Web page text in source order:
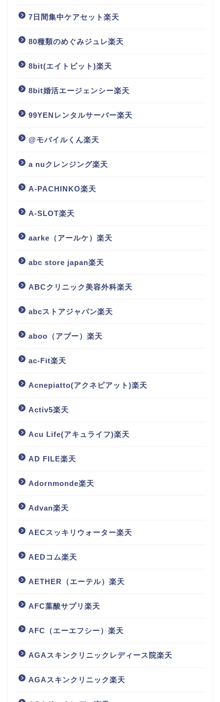
7日間集中ケアセット楽天
80種類のめぐみジュレ楽天
8bit(エイトビット)楽天
8bit婚活エージェンシー楽天
99YENレンタルサーバー楽天
@モバイルくん楽天
a nuクレンジング楽天
A-PACHINKO楽天
A-SLOT楽天
aarke（アールケ）楽天
abc store japan楽天
ABCクリニック美容外科楽天
abcストアジャパン楽天
aboo（アブー）楽天
ac-Fit楽天
Acnepiatto(アクネピアット)楽天
Activ5楽天
Acu Life(アキュライフ)楽天
AD FILE楽天
Adornmonde楽天
Advan楽天
AECスッキリウォーター楽天
AEDコム楽天
AETHER（エーテル）楽天
AFC葉酸サプリ楽天
AFC（エーエフシー）楽天
AGAスキンクリニックレディース院楽天
AGAスキンクリニック楽天